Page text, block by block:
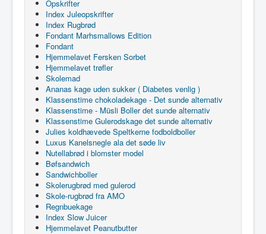
Opskrifter
Index Juleopskrifter
Index Rugbrød
Fondant Marhsmallows Edition
Fondant
Hjemmelavet Fersken Sorbet
Hjemmelavet trøfler
Skolemad
Ananas kage uden sukker ( Diabetes venlig )
Klassenstime chokoladekage - Det sunde alternativ
Klassenstime - Müsli Boller det sunde alternativ
Klassenstime Gulerodskage det sunde alternativ
Julies koldhævede Speltkerne fodboldboller
Luxus Kanelsnegle ala det søde liv
Nutellabrød i blomster model
Bøfsandwich
Sandwichboller
Skolerugbrød med gulerod
Skole-rugbrød fra AMO
Regnbuekage
Index Slow Juicer
Hjemmelavet Peanutbutter